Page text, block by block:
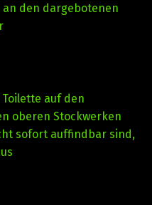
an den dargebotenen
auf den
oberen Stockwerken
sofort auffindbar sind,